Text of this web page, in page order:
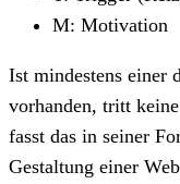
M: Motivation
Ist mindestens einer
vorhanden, tritt
fasst das in seiner
Gestaltung einer